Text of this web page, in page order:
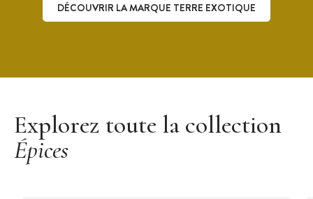
DÉCOUVRIR LA MARQUE TERRE EXOTIQUE
Explorez toute la collection
Épices